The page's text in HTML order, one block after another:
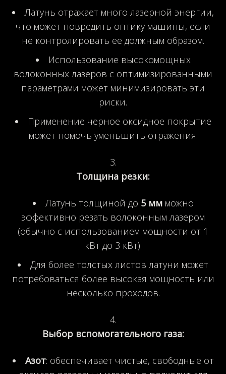
Латунь отражает много лазерной энергии,
что может повредить оптику машины, если
не контролировать ее должным образом.
Использование высокомощных
волоконных лазеров с оптимизированными
параметрами может минимизировать эти
риски.
Применение черное оксидное покрытие
может помочь уменьшить отражения.
Толщина резки:
Латунь толщиной до 5 ммможно
эффективно резать волоконным лазером
(обычно с использованием мощности от 1
кВт до 3 кВт).
Для более толстых листов латуни может
потребоваться более высокая мощность или
несколько проходов.
Выбор вспомогательного газа:
Азот: обеспечивает чистые, свободные от